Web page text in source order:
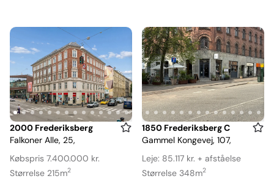
Item
1
of
14
2000 Frederiksberg
Falkoner Alle, 25,
Købspris 7.400.000 kr.
Størrelse 215m2
Item
1
of
18
1850 Frederiksberg C
Gammel Kongevej, 107,
Leje: 85.117 kr. + afståelse
Størrelse 348m2